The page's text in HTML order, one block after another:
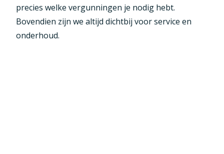
precies welke vergunningen je nodig hebt.
Bovendien zijn we altijd dichtbij voor service en
onderhoud.